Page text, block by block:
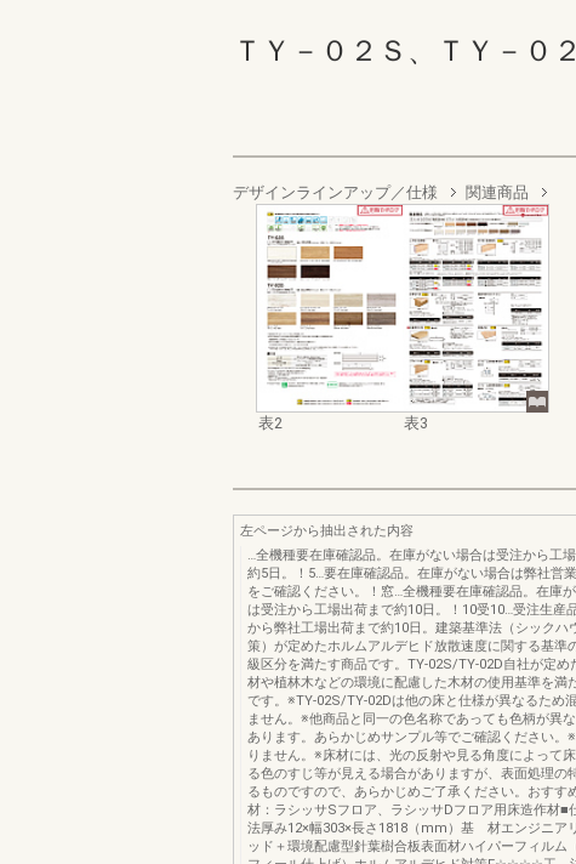
ＴＹ－０２Ｓ、ＴＹ－０
デザインラインアップ／仕様 関連商品
表2 表3
左ページから抽出された内容
…全機種要在庫確認品。在庫がない場合は受注から工
約5日。！5…要在庫確認品。在庫がない場合は弊社営
をご確認ください。！窓…全機種要在庫確認品。在庫
は受注から工場出荷まで約10日。！10受10…受注生産
から弊社工場出荷まで約10日。建築基準法（シックハ
策）が定めたホルムアルデヒド放散速度に関する基準
級区分を満たす商品です。TY-02S/TY-02D自社が定め
材や植林木などの環境に配慮した木材の使用基準を満
です。※TY-02S/TY-02Dは他の床と仕様が異なるため
ません。※他商品と同一の色名称であっても色柄が異
あります。あらかじめサンプル等でご確認ください。
りません。※床材には、光の反射や見る角度によって
る色のすじ等が見える場合がありますが、表面処理の
るものですので、あらかじめご了承ください。おすす
材：ラシッサSフロア、ラシッサDフロア用床造作材
法厚み12×幅303×長さ1818（mm）基 材エンジニア
ッド＋環境配慮型針葉樹合板表面材ハイパーフィルム